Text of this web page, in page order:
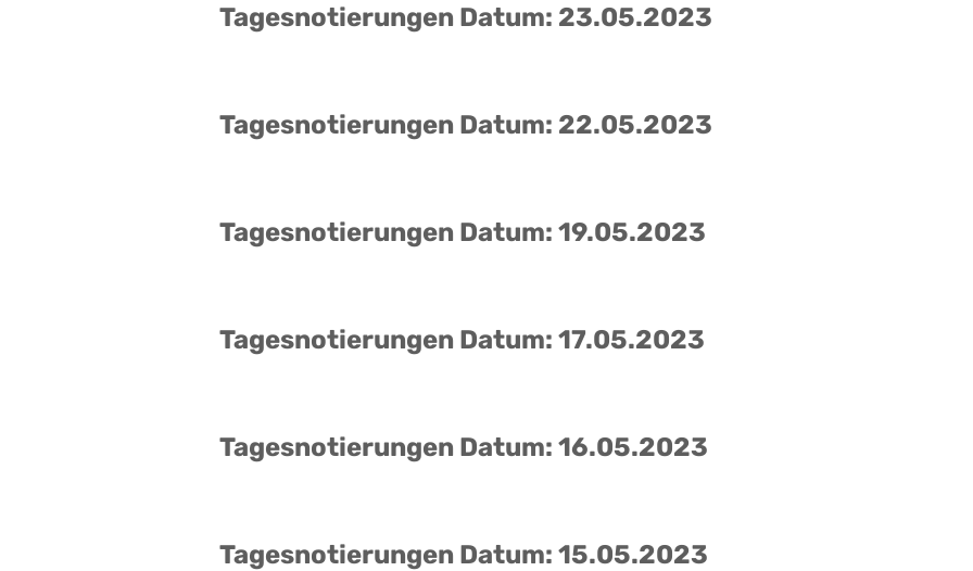
Tagesnotierungen Datum: 23.05.2023
Tagesnotierungen Datum: 22.05.2023
Tagesnotierungen Datum: 19.05.2023
Tagesnotierungen Datum: 17.05.2023
Tagesnotierungen Datum: 16.05.2023
Tagesnotierungen Datum: 15.05.2023